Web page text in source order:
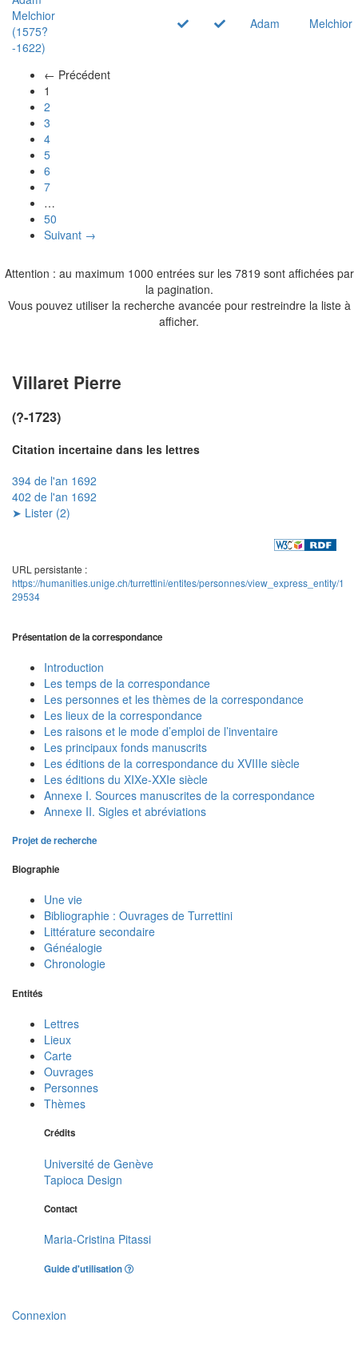
Melchior
(1575?
-1622)
Adam Melchior
← Précédent
1
2
3
4
5
6
7
…
50
Suivant →
Attention : au maximum 1000 entrées sur les 7819 sont affichées par
la pagination.
Vous pouvez utiliser la recherche avancée pour restreindre la liste à
afficher.
Villaret Pierre
(?-1723)
Citation incertaine dans les lettres
394 de l'an 1692
402 de l'an 1692
➤ Lister (2)
URL persistante :
https://humanities.unige.ch/turrettini/entites/personnes/view_express_entity/1
29534
Présentation de la correspondance
Introduction
Les temps de la correspondance
Les personnes et les thèmes de la correspondance
Les lieux de la correspondance
Les raisons et le mode d’emploi de l’inventaire
Les principaux fonds manuscrits
Les éditions de la correspondance du XVIIIe siècle
Les éditions du XIXe-XXIe siècle
Annexe I. Sources manuscrites de la correspondance
Annexe II. Sigles et abréviations
Projet de recherche
Biographie
Une vie
Bibliographie : Ouvrages de Turrettini
Littérature secondaire
Généalogie
Chronologie
Entités
Lettres
Lieux
Carte
Ouvrages
Personnes
Thèmes
Crédits
Université de Genève
Tapioca Design
Contact
Maria-Cristina Pitassi
Guide d'utilisation
Connexion